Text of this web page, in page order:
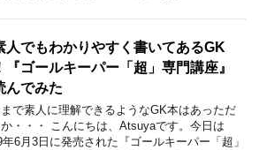
人でもわかりやすく書いてあるGK
『ゴールキーパー「超」専門講座』
んでみた
で素人に理解できるようなGK本はあっただ
・・・ こんにちは、Atsuyaです。今日は
年6月3日に発売された『ゴールキーパー「超」